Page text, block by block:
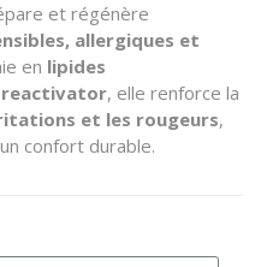
et régénère
allergiques et
en lipides
, elle renforce la
et les rougeurs,
confort durable.